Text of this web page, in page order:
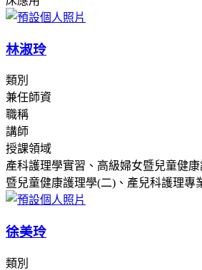
林淑玲
類別
兼任師資
職稱
講師
授課領域
產科護理學實習、高級婦女暨兒童健
暨兒童健康護理學(二)、產兒科護理專
徐美玲
類別